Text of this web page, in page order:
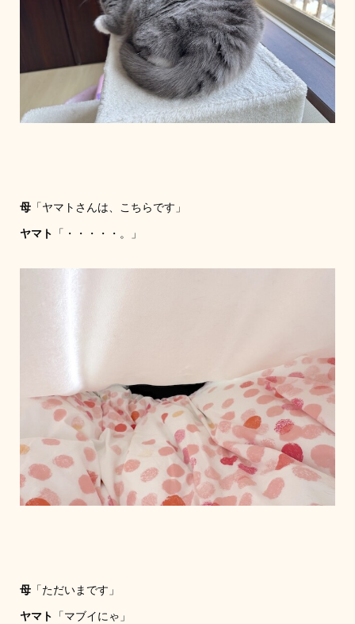
母「ヤマトさんは、こちらです」
ヤマト 「・・・・・。」
母「ただいまです」
ヤマト 「マブイにゃ」